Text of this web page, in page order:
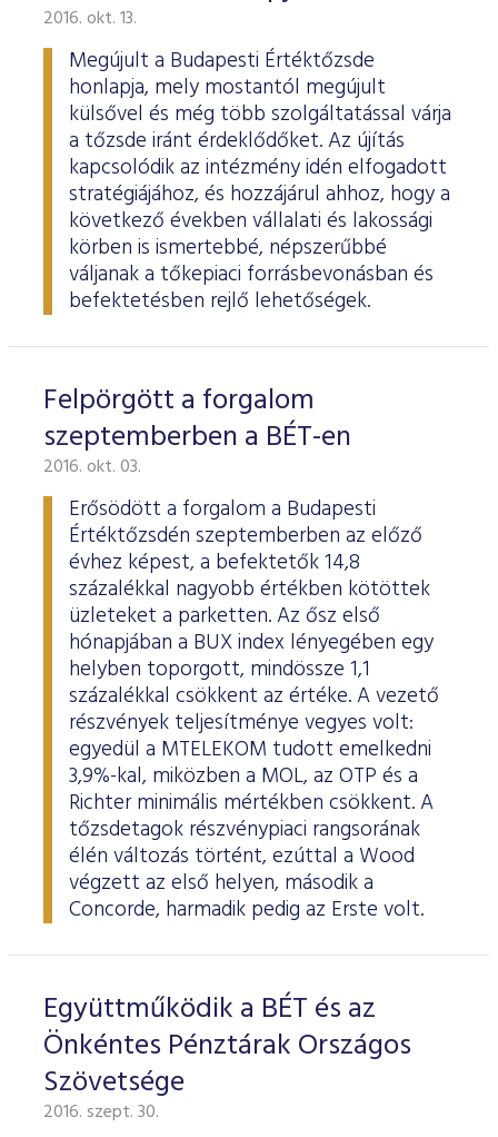
2016. okt. 13.
Megújult a Budapesti Értéktőzsde
honlapja, mely mostantól megújult
külsővel és még több szolgáltatással várja
a tőzsde iránt érdeklődőket. Az újítás
kapcsolódik az intézmény idén elfogadott
stratégiájához, és hozzájárul ahhoz, hogy a
következő években vállalati és lakossági
körben is ismertebbé, népszerűbbé
váljanak a tőkepiaci forrásbevonásban és
befektetésben rejlő lehetőségek.
Felpörgött a forgalom
szeptemberben a BÉT-en
2016. okt. 03.
Erősödött a forgalom a Budapesti
Értéktőzsdén szeptemberben az előző
évhez képest, a befektetők 14,8
százalékkal nagyobb értékben kötöttek
üzleteket a parketten. Az ősz első
hónapjában a BUX index lényegében egy
helyben toporgott, mindössze 1,1
százalékkal csökkent az értéke. A vezető
részvények teljesítménye vegyes volt:
egyedül a MTELEKOM tudott emelkedni
3,9%-kal, miközben a MOL, az OTP és a
Richter minimális mértékben csökkent. A
tőzsdetagok részvénypiaci rangsorának
élén változás történt, ezúttal a Wood
végzett az első helyen, második a
Concorde, harmadik pedig az Erste volt.
Együttműködik a BÉT és az
Önkéntes Pénztárak Országos
Szövetsége
2016. szept. 30.